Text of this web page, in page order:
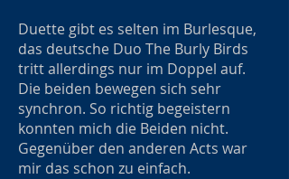
Duette gibt es selten im Burlesque,
das deutsche Duo The Burly Birds
tritt allerdings nur im Doppel auf.
Die beiden bewegen sich sehr
synchron. So richtig begeistern
konnten mich die Beiden nicht.
Gegenüber den anderen Acts war
mir das schon zu einfach.